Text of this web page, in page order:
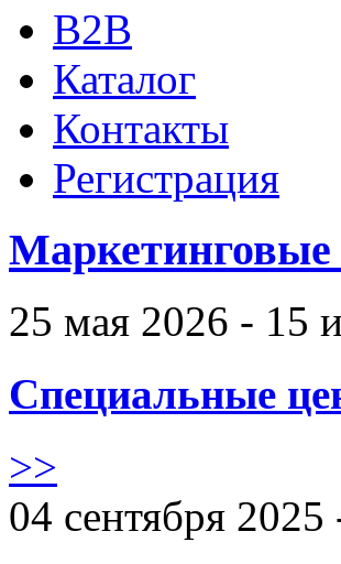
B2B
Каталог
Контакты
Регистрация
Маркетинговые
25 мая 2026 - 15
Специальные
>>
04 сентября